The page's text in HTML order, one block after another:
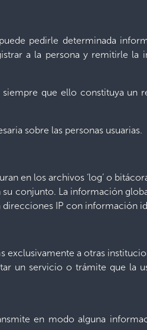
pedirle determinada
a la persona y remitirle la
que ello constituya un
sobre las personas usuarias.
en los archivos ‘log’ o
conjunto. La información
direcciones IP con información
a otras
un servicio o trámite que la
en modo alguna